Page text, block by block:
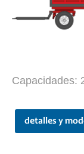
Capacidades:
detalles y